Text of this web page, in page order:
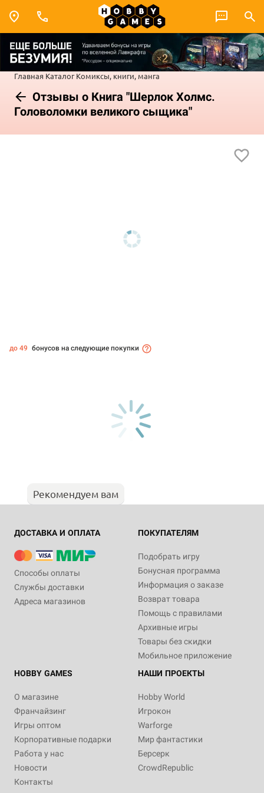
Главная Каталог Комиксы, книги, манга
Отзывы о Книга "Шерлок Холмс.
Головоломки великого сыщика"
до 49 бонусов на следующие покупки
Рекомендуем вам
ДОСТАВКА И ОПЛАТА
Способы оплаты
Службы доставки
Адреса магазинов
ПОКУПАТЕЛЯМ
Подобрать игру
Бонусная программа
Информация о заказе
Возврат товара
Помощь с правилами
Архивные игры
Товары без скидки
Мобильное приложение
HOBBY GAMES
О магазине
Франчайзинг
Игры оптом
Корпоративные подарки
Работа у нас
Новости
Контакты
НАШИ ПРОЕКТЫ
Hobby World
Игрокон
Warforge
Мир фантастики
Берсерк
CrowdRepublic